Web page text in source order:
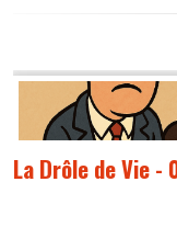
La Drôle de Vie